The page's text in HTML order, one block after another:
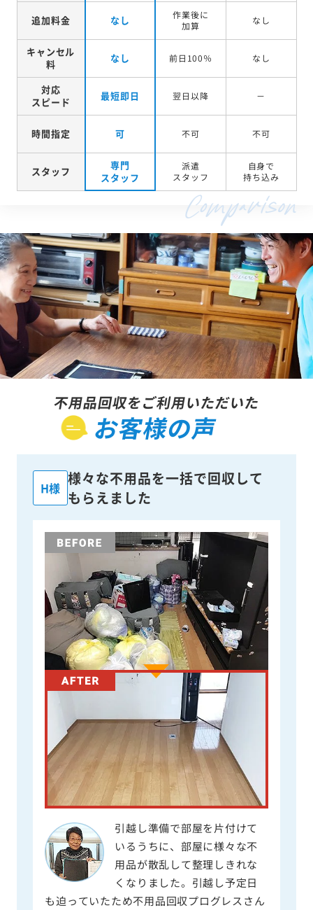
追加料金 なし
作業後に
加算
なし
キャンセル
料
なし 前日100％ なし
対応
スピード
最短即日 翌日以降 －
時間指定 可 不可 不可
スタッフ
専門
スタッフ
派遣
スタッフ
自身で
持ち込み
不用品回収をご利用いただいた
お客様の声
H様
様々な不用品を一括で回収して
もらえました
引越し準備で部屋を片付けて
いるうちに、部屋に様々な不
用品が散乱して整理しきれな
くなりました。引越し予定日
も迫っていたため不用品回収プログレスさん